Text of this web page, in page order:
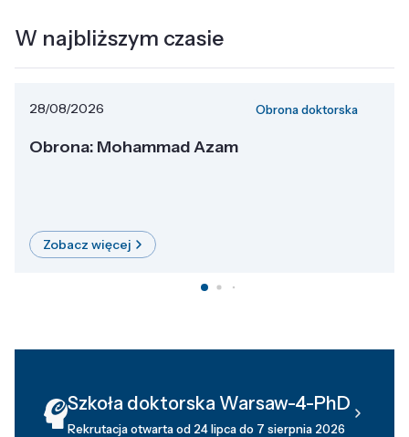
W najbliższym czasie
28/08/2026 Obrona doktorska
Obrona: Mohammad Azam
Zobacz więcej
Szkoła doktorska Warsaw-4-PhD
Rekrutacja otwarta od 24 lipca do 7 sierpnia 2026